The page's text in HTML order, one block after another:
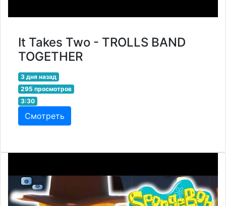
It Takes Two - TROLLS BAND
TOGETHER
3 дня назад
295 просмотров
3:30
Смотреть